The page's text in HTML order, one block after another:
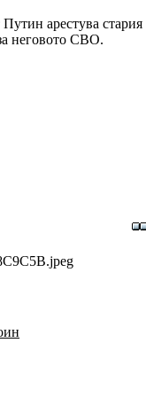
арестува
неговото СВО.